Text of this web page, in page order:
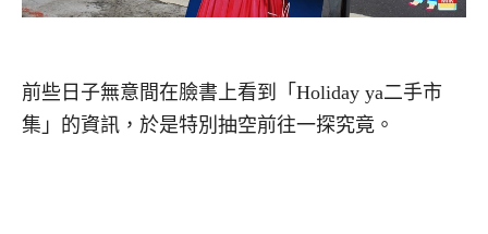
前些日子無意間在臉書上看到「Holiday ya二手市
集」的資訊，於是特別抽空前往一探究竟。